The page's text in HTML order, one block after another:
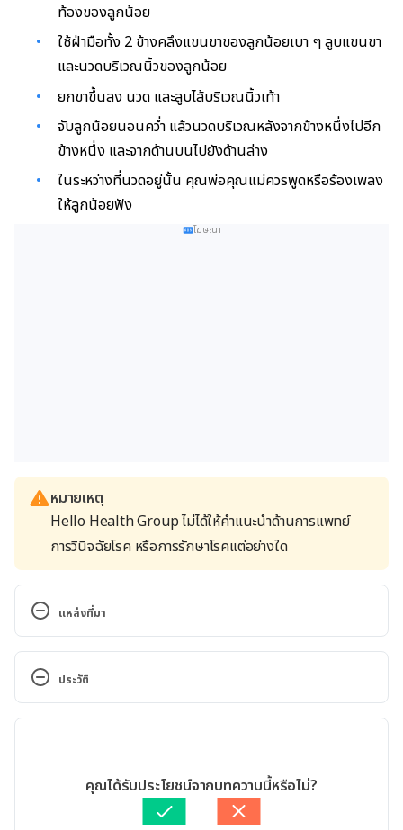
ท้องของลูกน้อย
ใช้ฝ่ามือทั้ง 2 ข้างคลึงแขนขาของลูกน้อยเบา ๆ ลูบแขนขา
และนวดบริเวณนิ้วของลูกน้อย
ยกขาขึ้นลง นวด และลูบไล้บริเวณนิ้วเท้า
จับลูกน้อยนอนคว่ำ แล้วนวดบริเวณหลังจากข้างหนึ่งไปอีก
ข้างหนึ่ง และจากด้านบนไปยังด้านล่าง
ในระหว่างที่นวดอยู่นั้น คุณพ่อคุณแม่ควรพูดหรือร้องเพลง
ให้ลูกน้อยฟัง
โฆษณา
หมายเหตุ
Hello Health Group ไม่ได้ให้คำแนะนำด้านการแพทย์
การวินิจฉัยโรค หรือการรักษาโรคแต่อย่างใด
แหล่งที่มา
19 Week Old Baby Development | Parents.
https://www.parents.com/baby/development/19-
week-old-baby-development/. Accessed August 10,
https://www.webmd.com/baby/your-baby-week-
19. Accessed August 10, 2022
ประวัติ
เขียนโดย ออมสิน แสนล้อม
ตรวจสอบความถูกต้องของข้อมูลโดยสิฏฐิณิศา รัชตวโรทัย
สิฏฐิณิศา รัชตวโรทัย
คุณได้รับประโยชน์จากบทความนี้หรือไม่?